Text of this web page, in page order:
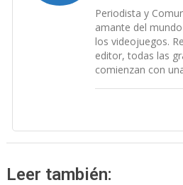
Periodista y
amante del
los videojuegos.
editor, todas las
comienzan con
Leer también: